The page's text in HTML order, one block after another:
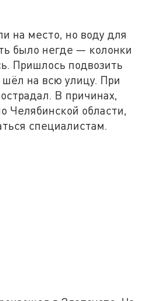
на место, но воду для
было негде — колонки
Пришлось подвозить
на всю улицу. При
В причинах,
Челябинской области,
специалистам.